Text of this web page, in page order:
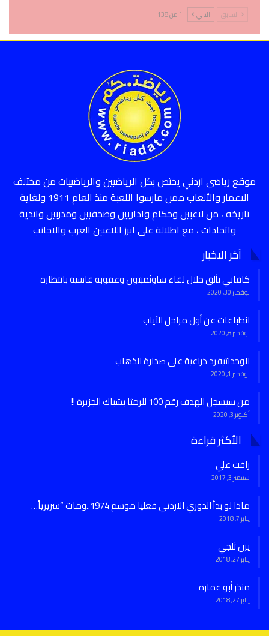
السابق التالي 1 من 138
موقع رياضي اردني يختص بكل الرياضيين والرياضييات من مختلف
الاعمار والألعاب ممن مارسوا اللعبة منذ العام 1911 ولغاية
تاريخه ، من لاعبين وحكام واداريين وصحفيين ومدربين واندية
واتحادات ، مع اطلالة على ابرز اللاعبين العرب والاجانب
آخر الاخبار
كافاني تألق خلال لقاء ساوثمبتون وعقوبة قاسية بانتظاره
نوفمبر 30, 2020
انطباعات عن أول مراحل الأياب
نوفمبر 8, 2020
الوحداتيفرد ذراعية على صدارة الذهاب
نوفمبر 1, 2020
من سيسجل الهدف رقم 100 للرمثا بشباك الجزيرة !!
أكتوبر 3, 2020
الأكثر قراءة
رافت علي
سبتمبر 3, 2017
ماذا لو بدأ الدوري الاردني فعليا موسم 1974..ومات “سريرياً…
يناير 7, 2018
يزن ثلجي
يناير 27, 2018
منذر أبو عماره
يناير 27, 2018